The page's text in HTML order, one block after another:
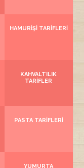
HAMURIŞI TARIFLERI
KAHVALTILIK
TARIFLER
PASTA TARIFLERI
YUMURTA